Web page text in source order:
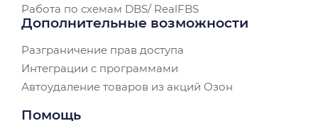
Работа по схемам DBS/ RealFBS
Дополнительные возможности
Разграничение прав доступа
Интеграции с программами
Автоудаление товаров из акций Озон
Помощь